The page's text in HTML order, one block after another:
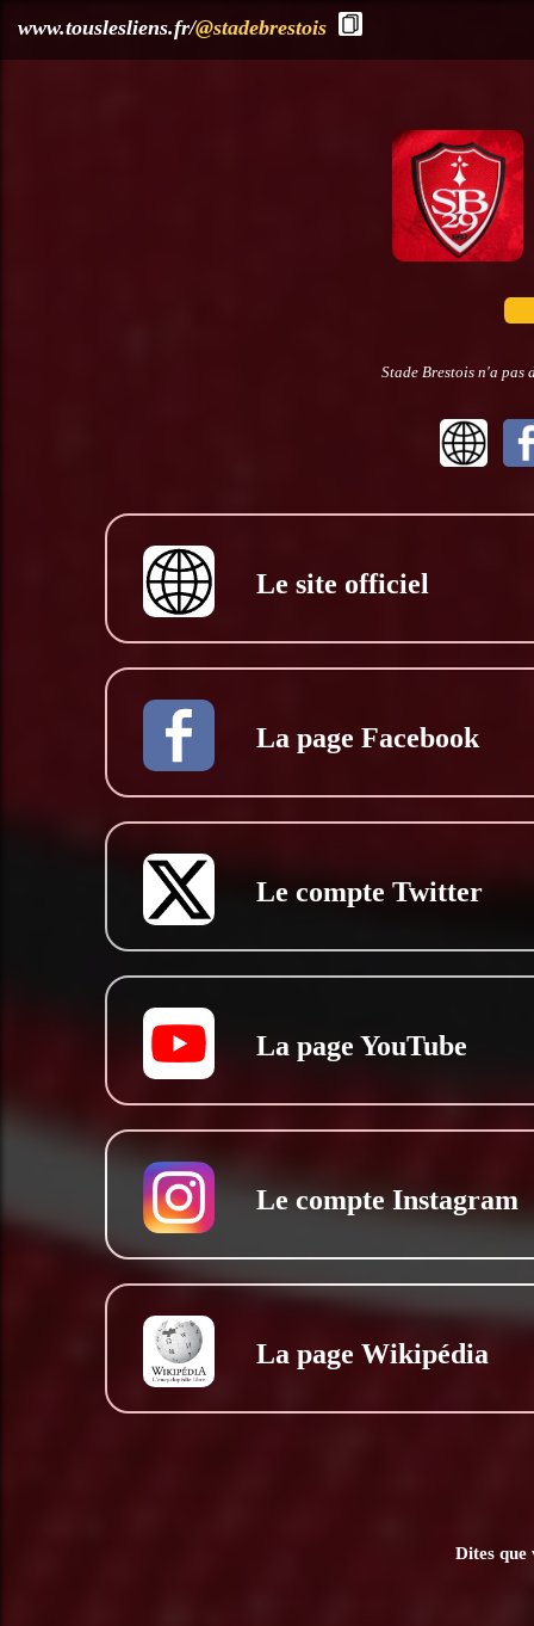
www.touslesliens.fr/@stadebrestois
Stade Brestois n'a pas
Le site officiel
La page Facebook
Le compte Twitter
La page YouTube
Le compte Instagram
La page Wikipédia
Dites que